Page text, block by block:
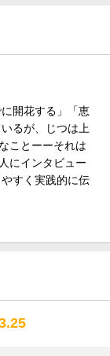
開花する」「恵
るが、じつは上
ことーーそれは
にインタビュー
すく実践的に伝